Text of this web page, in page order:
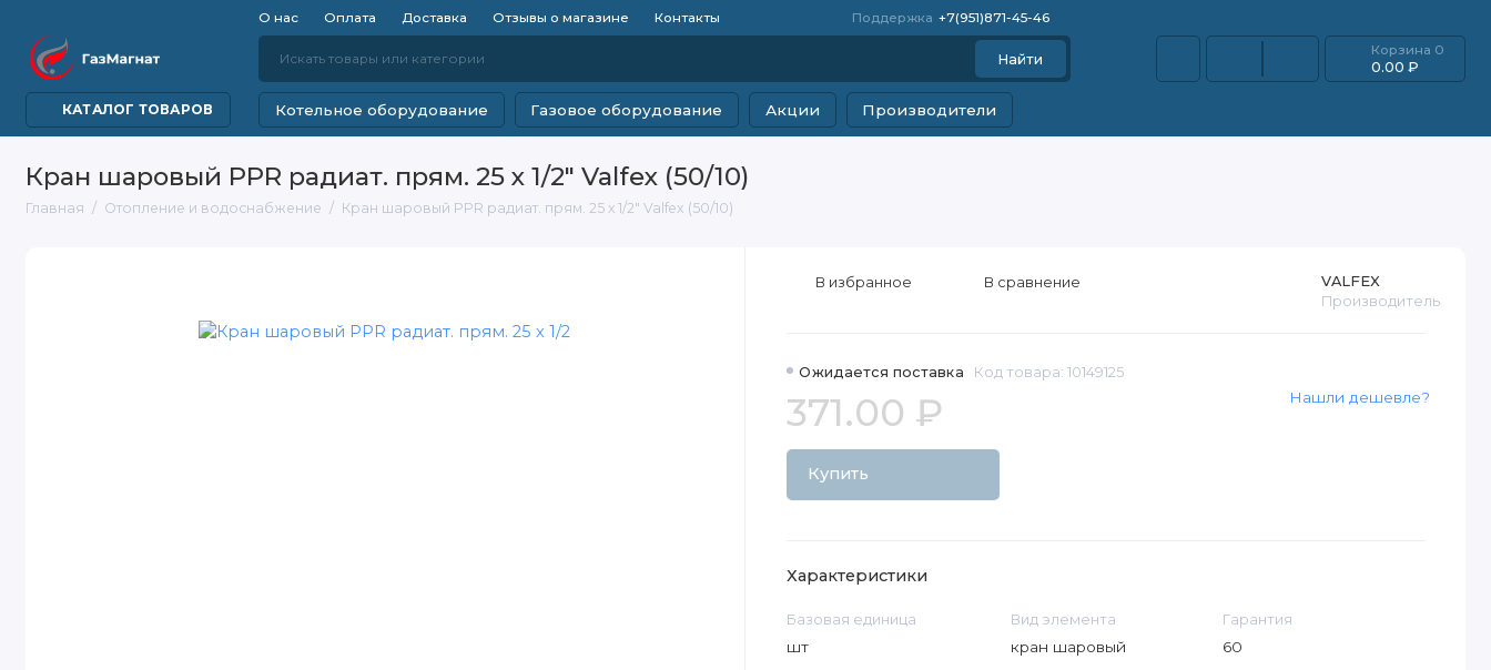
О нас Оплата Доставка Отзывы о магазине Контакты Поддержка +7(951)871-45-46
Найти
Корзина 0
0.00 ₽
КАТАЛОГ ТОВАРОВ Котельное оборудование Газовое оборудование Акции Производители
Кран шаровый PPR радиат. прям. 25 х 1/2" Valfex (50/10)
Главная Отопление и водоснабжение Кран шаровый PPR радиат. прям. 25 х 1/2" Valfex (50/10)
Ожидается поставка Код товара: 10149125
VALFEX
Производитель
371.00 ₽
Купить
Нашли дешевле?
В избранное В сравнение
Характеристики
Базовая единица
шт
Вид элемента
кран шаровый
Гарантия
60